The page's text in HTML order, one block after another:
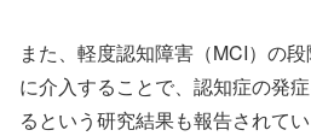
また、軽度認知障害（MCI）の
に介入することで、認知症の発
るという研究結果も報告されてい